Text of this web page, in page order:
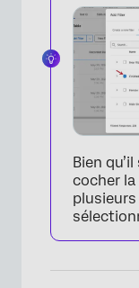
Bien
cocher